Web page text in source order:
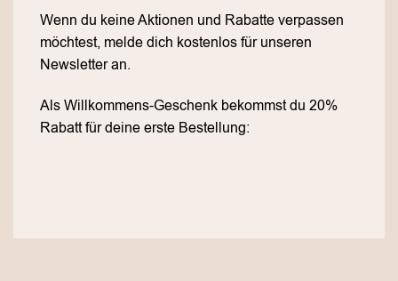
Wenn du keine Aktionen und Rabatte verpassen
möchtest, melde dich kostenlos für unseren
Newsletter an.
Als Willkommens-Geschenk bekommst du 20%
Rabatt für deine erste Bestellung: